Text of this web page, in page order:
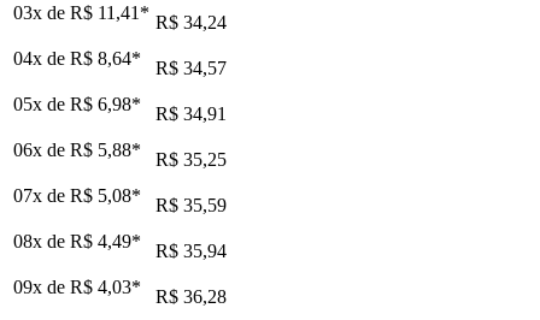
03x de R$ 11,41 * R$ 34,24
04x de R$ 8,64*
R$ 34,57
05x de R$ 6,98*
R$ 34,91
06x de R$ 5,88*
R$ 35,25
07x de R$ 5,08*
R$ 35,59
08x de R$ 4,49*
R$ 35,94
09x de R$ 4,03*
R$ 36,28